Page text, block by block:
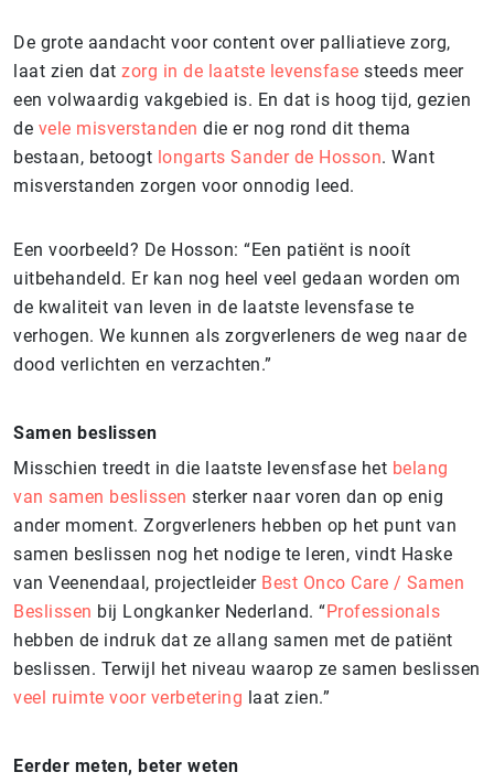
De grote aandacht voor content over palliatieve zorg,
laat zien dat zorg in de laatste levensfase steeds meer
een volwaardig vakgebied is. En dat is hoog tijd, gezien
de vele misverstanden die er nog rond dit thema
bestaan, betoogt longarts Sander de Hosson. Want
misverstanden zorgen voor onnodig leed.
Een voorbeeld? De Hosson: “Een patiënt is nooít
uitbehandeld. Er kan nog heel veel gedaan worden om
de kwaliteit van leven in de laatste levensfase te
verhogen. We kunnen als zorgverleners de weg naar de
dood verlichten en verzachten.”
Samen beslissen
Misschien treedt in die laatste levensfase het belang
van samen beslissen sterker naar voren dan op enig
ander moment. Zorgverleners hebben op het punt van
samen beslissen nog het nodige te leren, vindt Haske
van Veenendaal, projectleider Best Onco Care / Samen
Beslissen bij Longkanker Nederland. “Professionals
hebben de indruk dat ze allang samen met de patiënt
beslissen. Terwijl het niveau waarop ze samen beslissen
veel ruimte voor verbetering laat zien.”
Eerder meten, beter weten